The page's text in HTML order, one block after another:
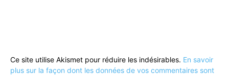
Ce site utilise Akismet pour réduire les indésirables. En savoir
plus sur la façon dont les données de vos commentaires sont